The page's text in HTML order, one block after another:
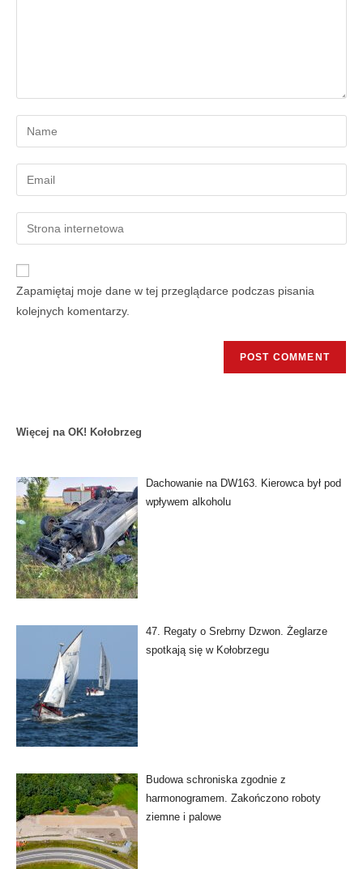
Zapamiętaj moje dane w tej przeglądarce podczas pisania
kolejnych komentarzy.
Więcej na OK! Kołobrzeg
Dachowanie na DW163. Kierowca był pod
wpływem alkoholu
47. Regaty o Srebrny Dzwon. Żeglarze
spotkają się w Kołobrzegu
Budowa schroniska zgodnie z
harmonogramem. Zakończono roboty
ziemne i palowe